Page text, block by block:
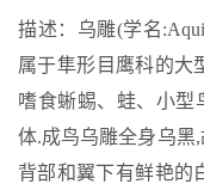
描述：乌雕(学名
属于隼形目鹰科的大
嗜食蜥蜴、蛙、小型
体.成鸟乌雕全身乌黑
背部和翼下有鲜艳的